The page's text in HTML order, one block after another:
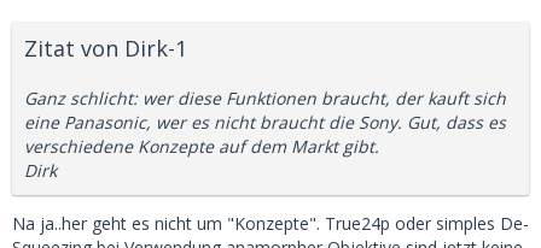
Zitat von Dirk-1
Ganz schlicht: wer diese Funktionen braucht, der kauft sich
eine Panasonic, wer es nicht braucht die Sony. Gut, dass es
verschiedene Konzepte auf dem Markt gibt.
Dirk
Na ja..her geht es nicht um "Konzepte". True24p oder simples De-